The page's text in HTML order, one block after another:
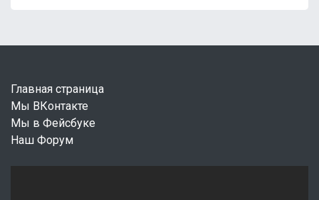
Главная страница
Мы ВКонтакте
Мы в Фейсбуке
Наш Форум